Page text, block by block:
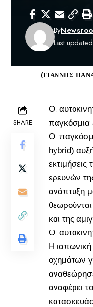
Last
By
(ΓΙΑΝΝΗΣ
SHARE
Οι
παγκόσμια
Οι
hybrid)
ερευνών
ανάπτυξη
και της
Οι
Η
οχημάτων
αναφέρει